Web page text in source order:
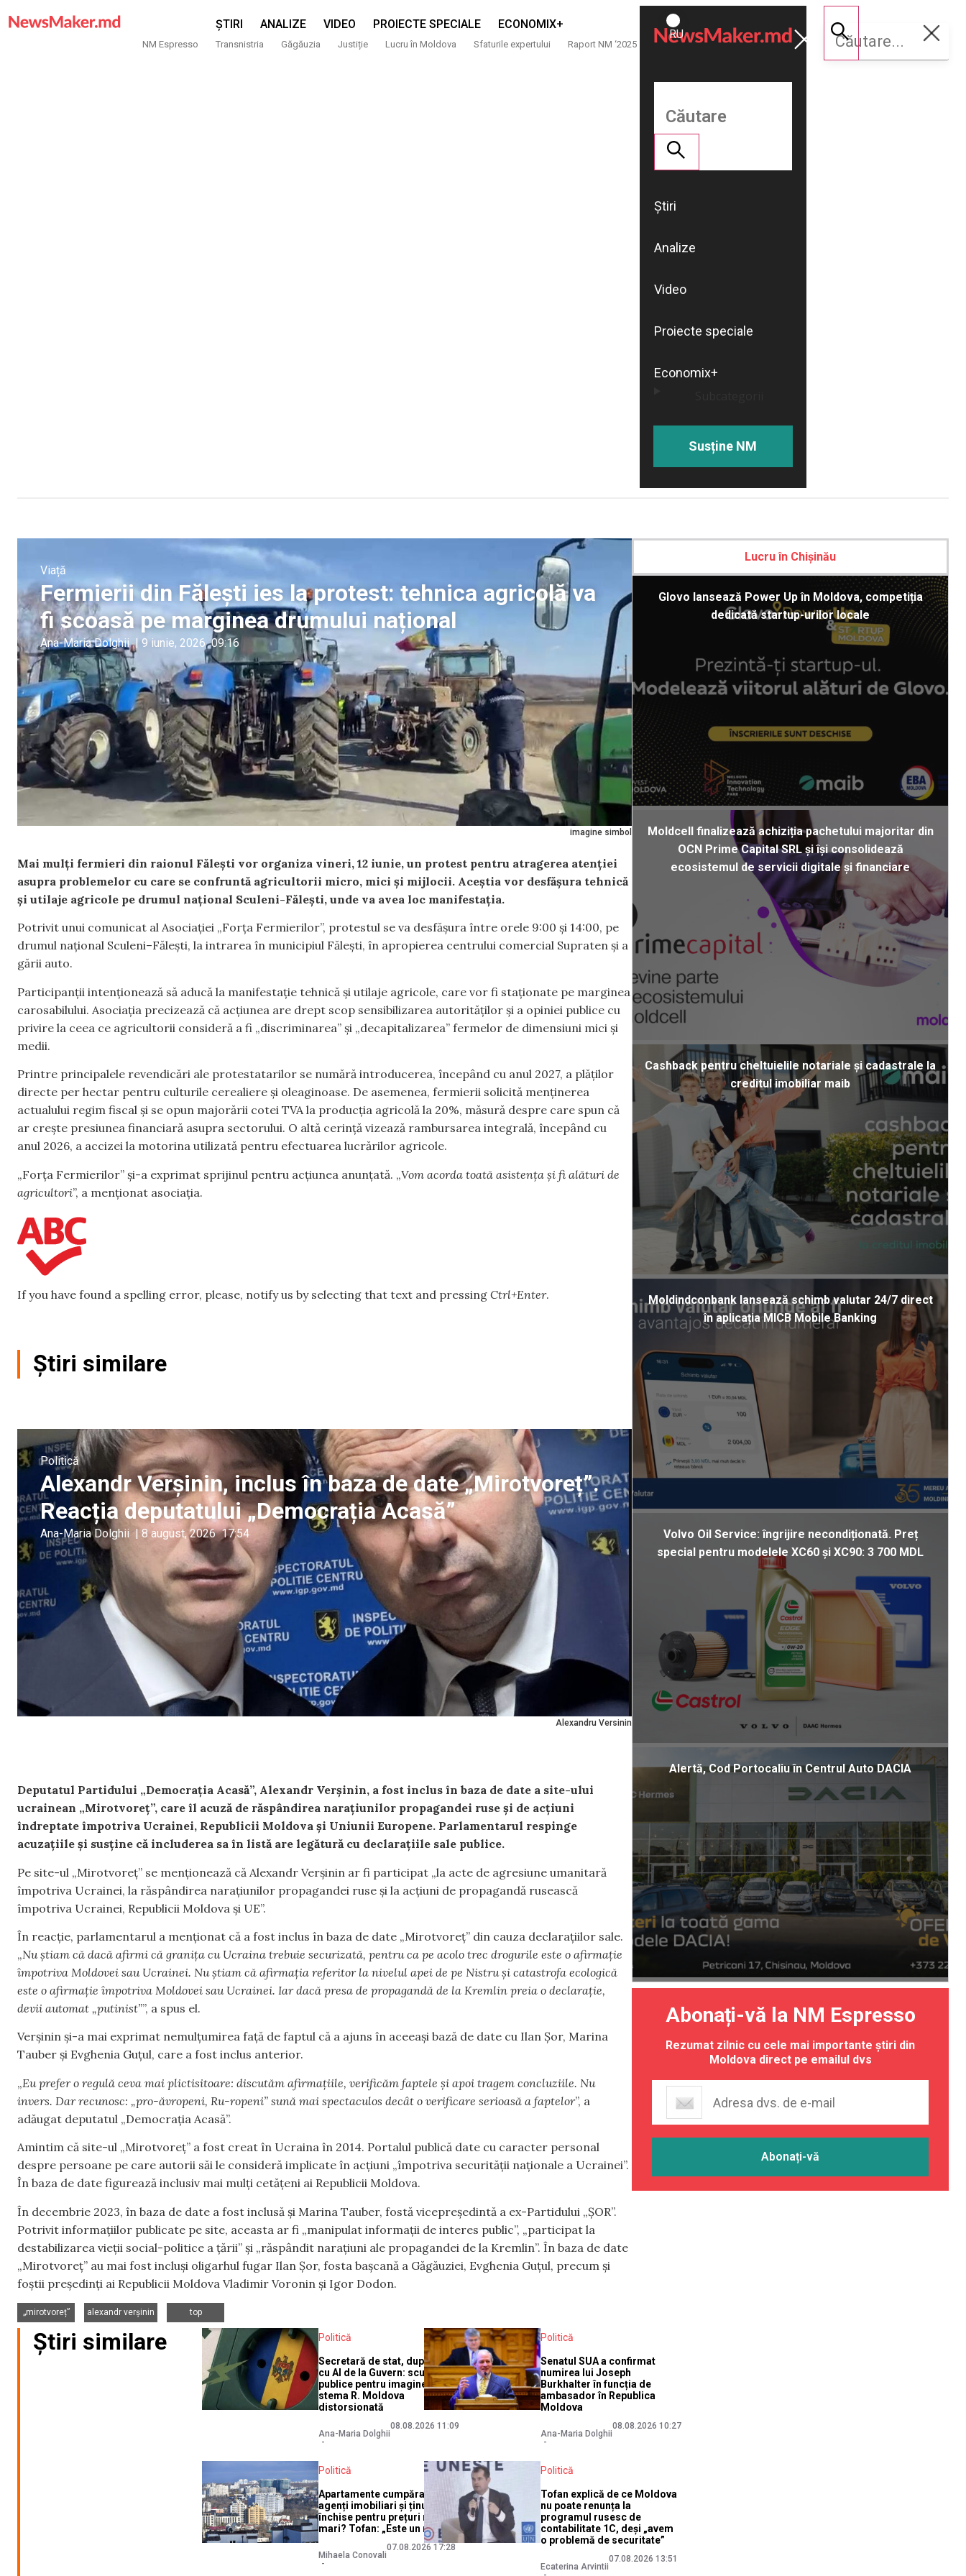
ȘTIRI ANALIZE VIDEO PROIECTE SPECIALE ECONOMIX+
NM Espresso Transnistria Găgăuzia Justiție Lucru în Moldova Sfaturile expertului Raport NM ‘2025
ROMÂNĂ
RU
Susține
NM
Știri
Analize
Video
Proiecte speciale
Economix+
Susține NM
imagine simbol
Viață
Fermierii din Fălești ies la protest: tehnica agricolă va
fi scoasă pe marginea drumului național
Ana-Maria Dolghii | 9 iunie, 2026 09:16
Mai mulți fermieri din raionul Fălești vor organiza vineri, 12 iunie, un protest pentru atragerea atenției
asupra problemelor cu care se confruntă agricultorii micro, mici și mijlocii. Aceștia vor desfășura tehnică
și utilaje agricole pe drumul național Sculeni-Fălești, unde va avea loc manifestația.
Potrivit unui comunicat al Asociației „Forța Fermierilor”, protestul se va desfășura între orele 9:00 și 14:00, pe
drumul național Sculeni–Fălești, la intrarea în municipiul Fălești, în apropierea centrului comercial Supraten și a
gării auto.
Participanții intenționează să aducă la manifestație tehnică și utilaje agricole, care vor fi staționate pe marginea
carosabilului. Asociația precizează că acțiunea are drept scop sensibilizarea autorităților și a opiniei publice cu
privire la ceea ce agricultorii consideră a fi „discriminarea” și „decapitalizarea” fermelor de dimensiuni mici și
medii.
Printre principalele revendicări ale protestatarilor se numără introducerea, începând cu anul 2027, a plăților
directe per hectar pentru culturile cerealiere și oleaginoase. De asemenea, fermierii solicită menținerea
actualului regim fiscal și se opun majorării cotei TVA la producția agricolă la 20%, măsură despre care spun că
ar crește presiunea financiară asupra sectorului. O altă cerință vizează rambursarea integrală, începând cu
anul 2026, a accizei la motorina utilizată pentru efectuarea lucrărilor agricole.
„Forța Fermierilor” și-a exprimat sprijinul pentru acțiunea anunțată. „Vom acorda toată asistența și fi alături de
agricultori”, a menționat asociația.
If you have found a spelling error, please, notify us by selecting that text and pressing Ctrl+Enter.
Știri similare
Alexandru Versinin
Politică
Alexandr Verșinin, inclus în baza de date „Mirotvoreț”.
Reacția deputatului „Democrația Acasă”
Ana-Maria Dolghii 8 august, 2026 17:54
Deputatul Partidului „Democrația Acasă”, Alexandr Verșinin, a fost inclus în baza de date a site-ului
ucrainean „Mirotvoreț”, care îl acuză de răspândirea narațiunilor propagandei ruse și de acțiuni
îndreptate împotriva Ucrainei, Republicii Moldova și Uniunii Europene. Parlamentarul respinge
acuzațiile și susține că includerea sa în listă are legătură cu declarațiile sale publice.
Pe site-ul „Mirotvoreț” se menționează că Alexandr Verșinin ar fi participat „la acte de agresiune umanitară
împotriva Ucrainei, la răspândirea narațiunilor propagandei ruse și la acțiuni de propagandă rusească
împotriva Ucrainei, Republicii Moldova și UE”.
În reacție, parlamentarul a menționat că a fost inclus în baza de date „Mirotvoreț” din cauza declarațiilor sale.
„Nu știam că dacă afirmi că granița cu Ucraina trebuie securizată, pentru ca pe acolo trec drogurile este o afirmație
împotriva Moldovei sau Ucrainei. Nu știam că afirmația referitor la nivelul apei de pe Nistru și catastrofa ecologică
este o afirmație împotriva Moldovei sau Ucrainei. Iar dacă presa de propagandă de la Kremlin preia o declarație,
devii automat „putinist””, a spus el.
Verșinin și-a mai exprimat nemulțumirea față de faptul că a ajuns în aceeași bază de date cu Ilan Șor, Marina
Tauber și Evghenia Guțul, care a fost inclus anterior.
„Eu prefer o regulă ceva mai plictisitoare: discutăm afirmațiile, verificăm faptele și apoi tragem concluziile. Nu
invers. Dar recunosc: „pro-ăvropeni, Ru-ropeni” sună mai spectaculos decât o verificare serioasă a faptelor”, a
adăugat deputatul „Democrația Acasă”.
Amintim că site-ul „Mirotvoreț” a fost creat în Ucraina în 2014. Portalul publică date cu caracter personal
despre persoane pe care autorii săi le consideră implicate în acțiuni „împotriva securității naționale a Ucrainei”.
În baza de date figurează inclusiv mai mulți cetățeni ai Republicii Moldova.
În decembrie 2023, în baza de date a fost inclusă și Marina Tauber, fostă vicepreședintă a ex-Partidului „ȘOR”.
Potrivit informațiilor publicate pe site, aceasta ar fi „manipulat informații de interes public”, „participat la
destabilizarea vieții social-politice a țării” și „răspândit narațiuni ale propagandei de la Kremlin”. În baza de date
„Mirotvoreț” au mai fost incluși oligarhul fugar Ilan Șor, fosta bașcană a Găgăuziei, Evghenia Guțul, precum și
foștii președinți ai Republicii Moldova Vladimir Voronin și Igor Dodon.
„mirotvoreț”
alexandr verșinin
top
Știri similare Politică
Secretară de stat, după gafa
cu AI de la Guvern: scuze
publice pentru imaginea cu
stema R. Moldova
distorsionată
Ana-Maria Dolghii
08.08.2026 11:09
Politică
Senatul SUA a confirmat
numirea lui Joseph
Burkhalter în funcția de
ambasador în Republica
Moldova
Ana-Maria Dolghii
08.08.2026 10:27
Politică
Apartamente cumpărate de
agenți imobiliari și ținute
închise pentru prețuri mai
mari? Tofan: „Este un mit”
Mihaela Conovali
07.08.2026 17:28
Politică
Tofan explică de ce Moldova
nu poate renunța la
programul rusesc de
contabilitate 1C, deși „avem
o problemă de securitate”
Ecaterina Arvintii
07.08.2026 13:51
Lucru în Chișinău
Glovo lansează Power Up în Moldova, competiția
dedicată startup-urilor locale
Moldcell finalizează achiziția pachetului majoritar din
OCN Prime Capital SRL și își consolidează
ecosistemul de servicii digitale și financiare
Cashback pentru cheltuielile notariale și cadastrale la
creditul imobiliar maib
Moldindconbank lansează schimb valutar 24/7 direct
în aplicația MICB Mobile Banking
Volvo Oil Service: îngrijire necondiționată. Preț
special pentru modelele XC60 și XC90: 3 700 MDL
Alertă, Cod Portocaliu în Centrul Auto DACIA
Abonați-vă la NM Espresso
Rezumat zilnic cu cele mai importante știri din
Moldova direct pe emailul dvs